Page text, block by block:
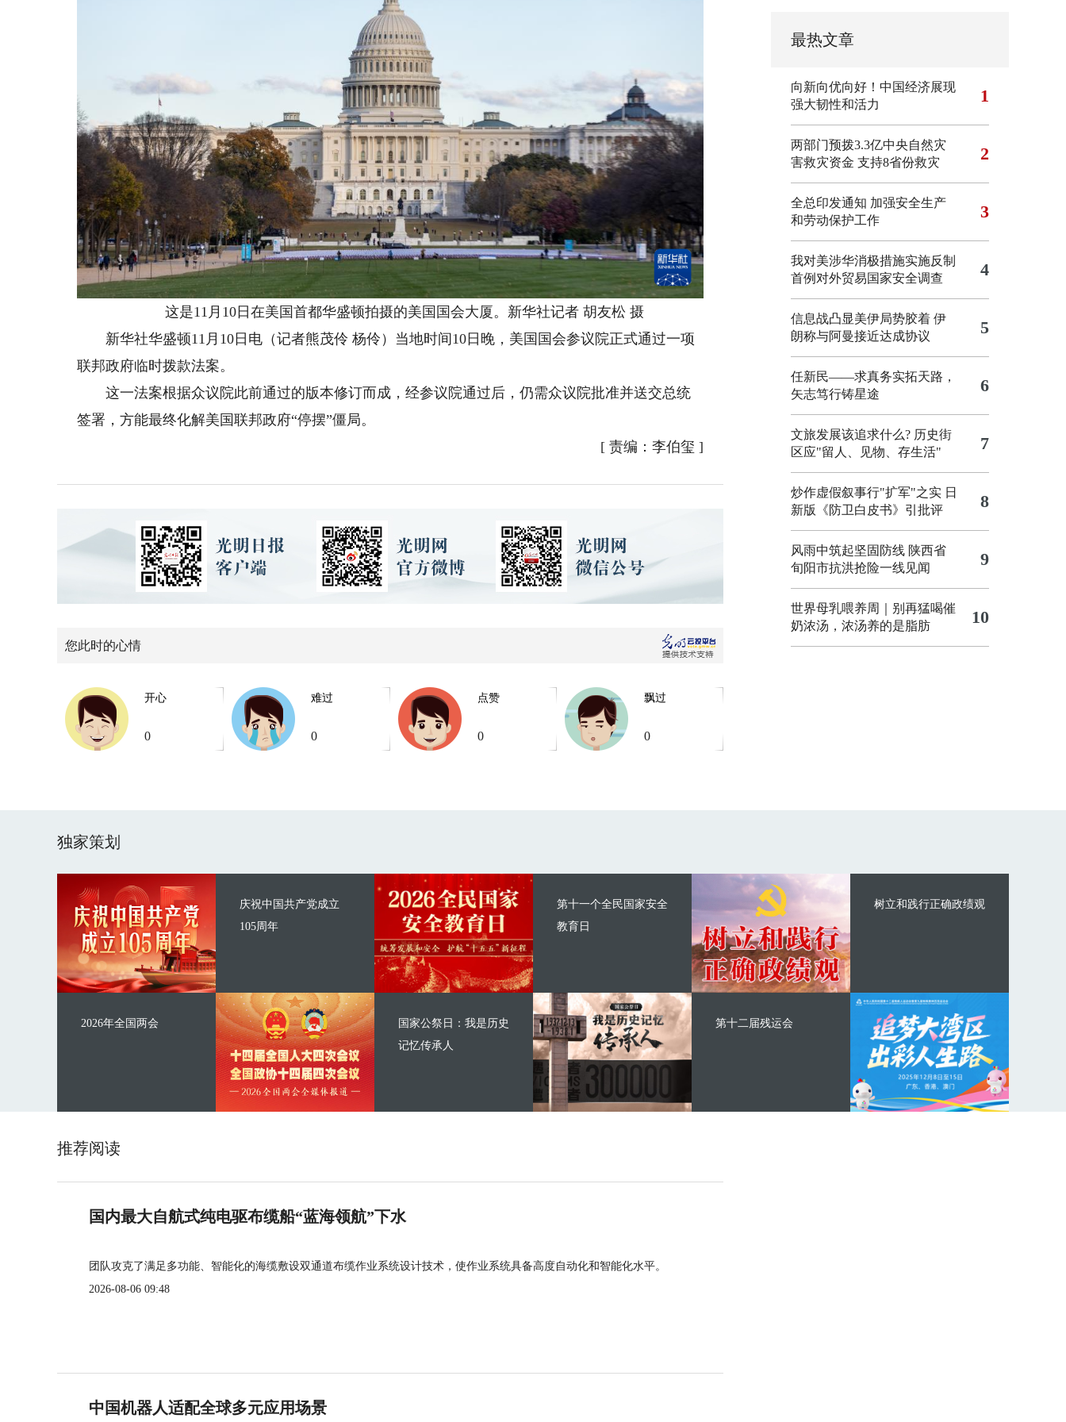
这是11月10日在美国首都华盛顿拍摄的美国国会大厦。新华社记者 胡友松 摄
新华社华盛顿11月10日电（记者熊茂伶 杨伶）当地时间10日晚，美国国会参议院正式通过一项
联邦政府临时拨款法案。
这一法案根据众议院此前通过的版本修订而成，经参议院通过后，仍需众议院批准并送交总统
签署，方能最终化解美国联邦政府“停摆”僵局。
[ 责编：李伯玺 ]
您此时的心情
开心
0
难过
0
点赞
0
飘过
0
最热文章
向新向优向好！中国经济展现
强大韧性和活力
1
两部门预拨3.3亿中央自然灾
害救灾资金 支持8省份救灾
2
全总印发通知 加强安全生产
和劳动保护工作
3
我对美涉华消极措施实施反制
首例对外贸易国家安全调查
4
信息战凸显美伊局势胶着 伊
朗称与阿曼接近达成协议
5
任新民——求真务实拓天路，
矢志笃行铸星途
6
文旅发展该追求什么? 历史街
区应"留人、见物、存生活"
7
炒作虚假叙事行"扩军"之实 日
新版《防卫白皮书》引批评
8
风雨中筑起坚固防线 陕西省
旬阳市抗洪抢险一线见闻
9
世界母乳喂养周｜别再猛喝催
奶浓汤，浓汤养的是脂肪
10
独家策划
庆祝中国共产党成立
105周年
2026年全国两会
第十一个全民国家安全
教育日
国家公祭日：我是历史
记忆传承人
树立和践行正确政绩观
第十二届残运会
推荐阅读
国内最大自航式纯电驱布缆船“蓝海领航”下水
团队攻克了满足多功能、智能化的海缆敷设双通道布缆作业系统设计技术，使作业系统具备高度自动化和智能化水平。
2026-08-06 09:48
中国机器人适配全球多元应用场景